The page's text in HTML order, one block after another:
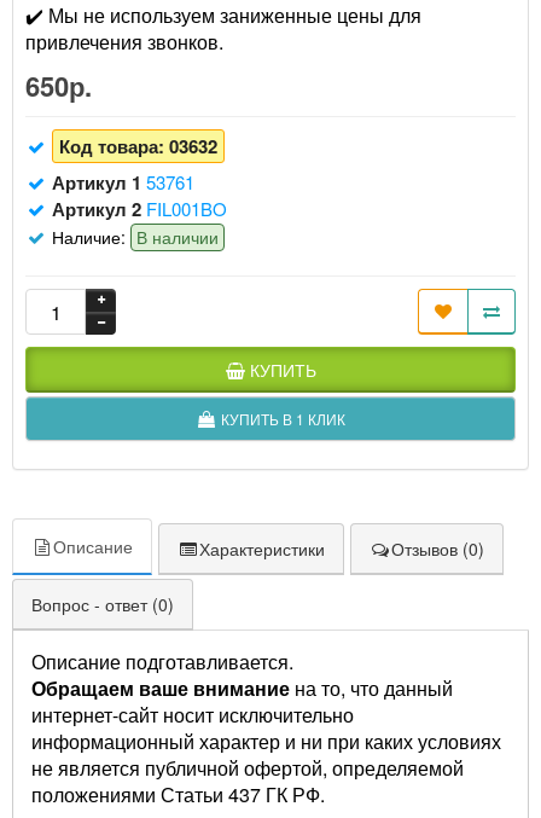
✔️ Мы не используем заниженные цены для
привлечения звонков.
650р.
Код товара: 03632
Артикул 1 53761
Артикул 2 FIL001BO
Наличие: В наличии
КУПИТЬ
КУПИТЬ В 1 КЛИК
Описание Характеристики Отзывов (0)
Вопрос - ответ (0)
Описание подготавливается.
Обращаем ваше внимание на то, что данный
интернет-сайт носит исключительно
информационный характер и ни при каких условиях
не является публичной офертой, определяемой
положениями Статьи 437 ГК РФ.